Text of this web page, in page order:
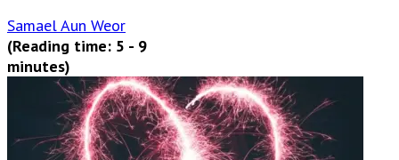
Samael Aun Weor
(Reading time: 5 - 9
minutes)